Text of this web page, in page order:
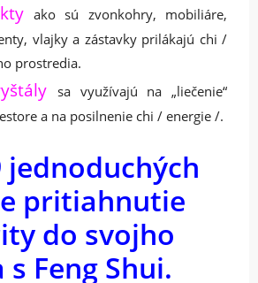
ako sú zvonkohry, mobiliáre,
vlajky a zástavky prilákajú chi /
prostredia.
sa využívajú na „liečenie“
a na posilnenie chi / energie /.
jednoduchých
pritiahnutie
do svojho
​​Feng Shui.